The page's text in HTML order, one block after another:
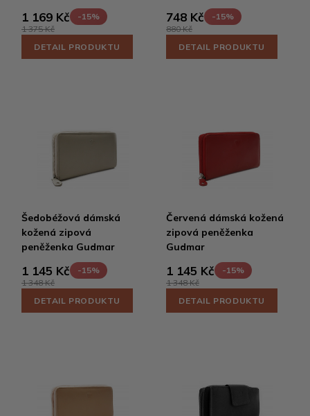
1 169 Kč
-15%
1 375 Kč
DETAIL PRODUKTU
748 Kč
-15%
880 Kč
DETAIL PRODUKTU
Šedobéžová dámská
kožená zipová
peněženka Gudmar
1 145 Kč
-15%
1 348 Kč
DETAIL PRODUKTU
Červená dámská kožená
zipová peněženka
Gudmar
1 145 Kč
-15%
1 348 Kč
DETAIL PRODUKTU